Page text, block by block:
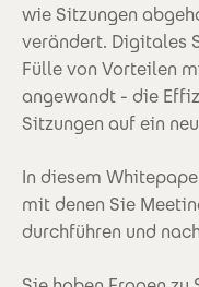
wie Sitzungen
verändert. Digitales
Fülle von Vorteilen
angewandt - die
Sitzungen auf ein
In diesem
mit denen Sie
durchführen und